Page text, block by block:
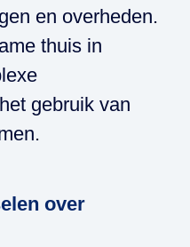
en overheden.
thuis in
gebruik van
over